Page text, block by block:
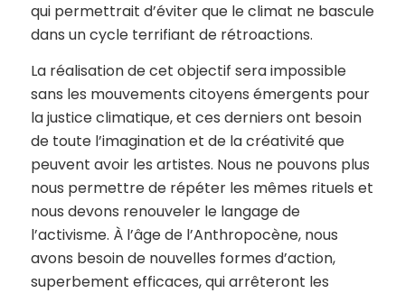
qui permettrait d’éviter que le climat ne bascule
dans un cycle terrifiant de rétroactions.
La réalisation de cet objectif sera impossible
sans les mouvements citoyens émergents pour
la justice climatique, et ces derniers ont besoin
de toute l’imagination et de la créativité que
peuvent avoir les artistes. Nous ne pouvons plus
nous permettre de répéter les mêmes rituels et
nous devons renouveler le langage de
l’activisme. À l’âge de l’Anthropocène, nous
avons besoin de nouvelles formes d’action,
superbement efficaces, qui arrêteront les